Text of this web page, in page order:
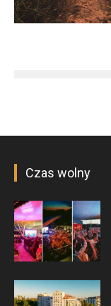
Czas wolny